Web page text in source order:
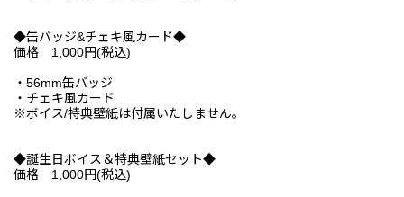
◆缶バッジ&チェキ風カード◆
価格 1,000円(税込)
・56mm缶バッジ
・チェキ風カード
※ボイス/特典壁紙は付属いたしません。
◆誕生日ボイス＆特典壁紙セット◆
価格 1,000円(税込)